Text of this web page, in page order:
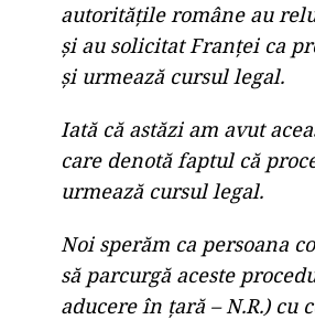
autoritățile române au
și au solicitat Franței ca
și urmează cursul legal.
Iată că astăzi am avut
care denotă faptul că
urmează cursul legal.
Noi sperăm ca persoana
să parcurgă aceste
aducere în țară – N.R.) cu